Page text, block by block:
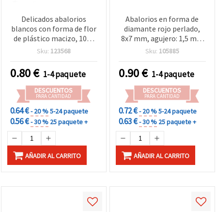
Delicados abalorios
blancos con forma de flor
de plástico macizo, 10x4
mm, agujero 1,5 mm – 20
perfectos para pulseras
elegantes y bisutería
creativa
Sku: 123568
0.80€ 1-4 paquete
DESCUENTOS
PARA CANTIDAD
0.64 €- 20 %5-24 paquete
0.56 €- 30 % 25 paquete +
AÑADIR AL CARRITO
Abalorios en forma de
diamante rojo perlado,
8x7 mm, agujero: 1,5 mm
– 20 g (~98 uds)
Sku: 105885
0.90€ 1-4 paquete
DESCUENTOS
PARA CANTIDAD
0.72 €- 20 %5-24 paquete
0.63 €- 30 % 25 paquete +
AÑADIR AL CARRITO